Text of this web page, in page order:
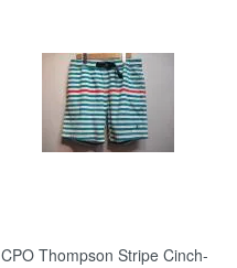
CPO Thompson Stripe Cinch-